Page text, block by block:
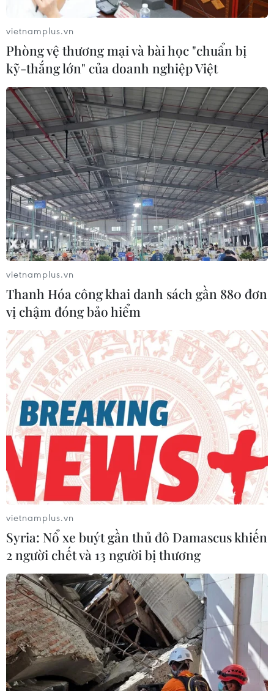
vietnamplus.vn
Phòng vệ thương mại và bài học "chuẩn bị
kỹ-thắng lớn" của doanh nghiệp Việt
vietnamplus.vn
Thanh Hóa công khai danh sách gần 880 đơn
vị chậm đóng bảo hiểm
vietnamplus.vn
Syria: Nổ xe buýt gần thủ đô Damascus khiến
2 người chết và 13 người bị thương